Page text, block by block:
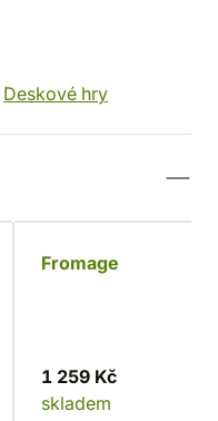
Deskové hry
Fromage
1 259 Kč
skladem